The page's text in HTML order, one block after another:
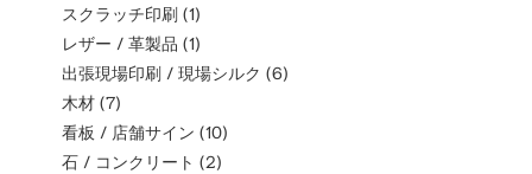
スクラッチ印刷 (1)
レザー / 革製品 (1)
出張現場印刷 / 現場シルク (6)
木材 (7)
看板 / 店舗サイン (10)
石 / コンクリート (2)